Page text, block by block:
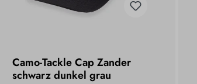
Camo-Tackle Cap Zander
schwarz dunkel grau